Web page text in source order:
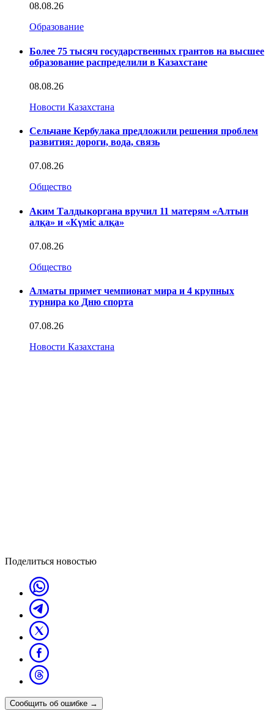
08.08.26
Образование
Более 75 тысяч государственных грантов на высшее
образование распределили в Казахстане
08.08.26
Новости Казахстана
Сельчане Кербулака предложили решения проблем
развития: дороги, вода, связь
07.08.26
Общество
Аким Талдыкоргана вручил 11 матерям «Алтын
алқа» и «Күміс алқа»
07.08.26
Общество
Алматы примет чемпионат мира и 4 крупных
турнира ко Дню спорта
07.08.26
Новости Казахстана
Поделиться новостью
Сообщить об ошибке →